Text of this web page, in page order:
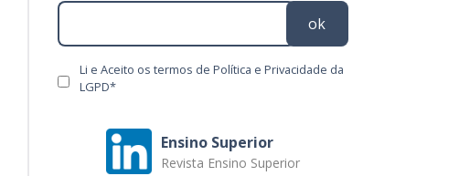
ok
Li e Aceito os termos de Política e Privacidade da
LGPD*
Ensino Superior
Revista Ensino Superior